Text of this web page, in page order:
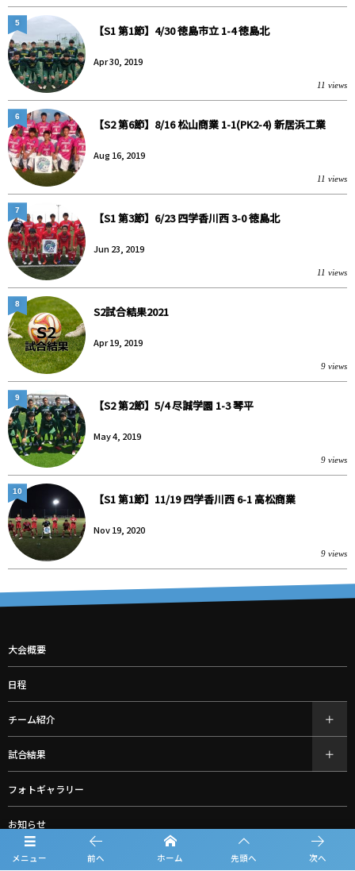
【S1 第1節】4/30 徳島市立 1-4 徳島北
Apr 30, 2019
11 views
5
【S2 第6節】8/16 松山商業 1-1(PK2-4) 新居浜工業
Aug 16, 2019
11 views
6
【S1 第3節】6/23 四学香川西 3-0 徳島北
Jun 23, 2019
11 views
7
S2試合結果2021
Apr 19, 2019
9 views
8
【S2 第2節】5/4 尽誠学園 1-3 琴平
May 4, 2019
9 views
9
【S1 第1節】11/19 四学香川西 6-1 高松商業
Nov 19, 2020
9 views
10
メニュー 前へ ホーム 先頭へ 次へ
大会概要
日程
チーム紹介
試合結果
フォトギャラリー
お知らせ
ルーキーリーグ一覧